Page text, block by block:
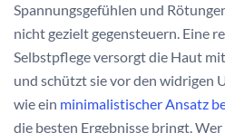
Spannungsgefühlen und
nicht gezielt gegensteuern. Eine
Selbstpflege versorgt die Haut
und schützt sie vor den widrigen
wie ein minimalistischer Ansatz
die besten Ergebnisse bringt.